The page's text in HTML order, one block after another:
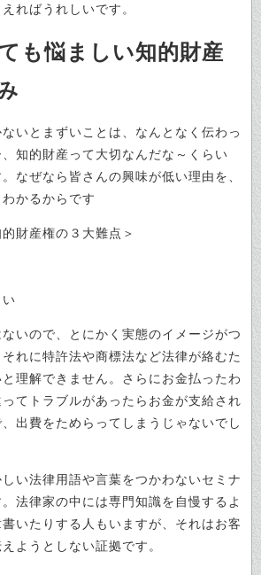
ればうれしいです。
も悩ましい知的財産
いとまずいことは、なんとなく伝わっ
知的財産って大切なんだな～くらい
なぜなら皆さんの興味が低い理由を、
かるからです
財産権の３大難点＞
いので、とにかく実態のイメージがつ
れに特許法や商標法など法律が絡むた
理解できません。さらにお金払ったわ
てトラブルがあったらお金が支給され
出費をためらってしまうじゃないでし
い法律用語や言葉をつかわないセミナ
法律家の中には専門知識を自慢するよ
いたりする人もいますが、それはお客
ようとしない証拠です。